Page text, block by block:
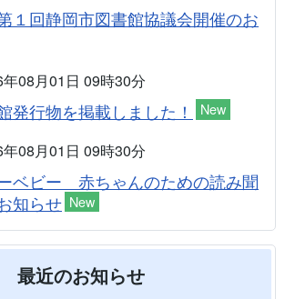
回静岡市図書館協議会開催のお
08月01日 09時30分
発行物を掲載しました！ New
08月01日 09時30分
ベビー 赤ちゃんのための読み聞
知らせ New
最近のお知らせ